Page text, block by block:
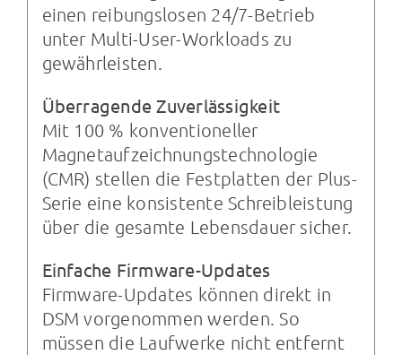
einen reibungslosen 24/7-Betrieb
unter Multi-User-Workloads zu
gewährleisten.
Überragende Zuverlässigkeit
Mit 100 % konventioneller
Magnetaufzeichnungstechnologie
(CMR) stellen die Festplatten der Plus-
Serie eine konsistente Schreibleistung
über die gesamte Lebensdauer sicher.
Einfache Firmware-Updates
Firmware-Updates können direkt in
DSM vorgenommen werden. So
müssen die Laufwerke nicht entfernt